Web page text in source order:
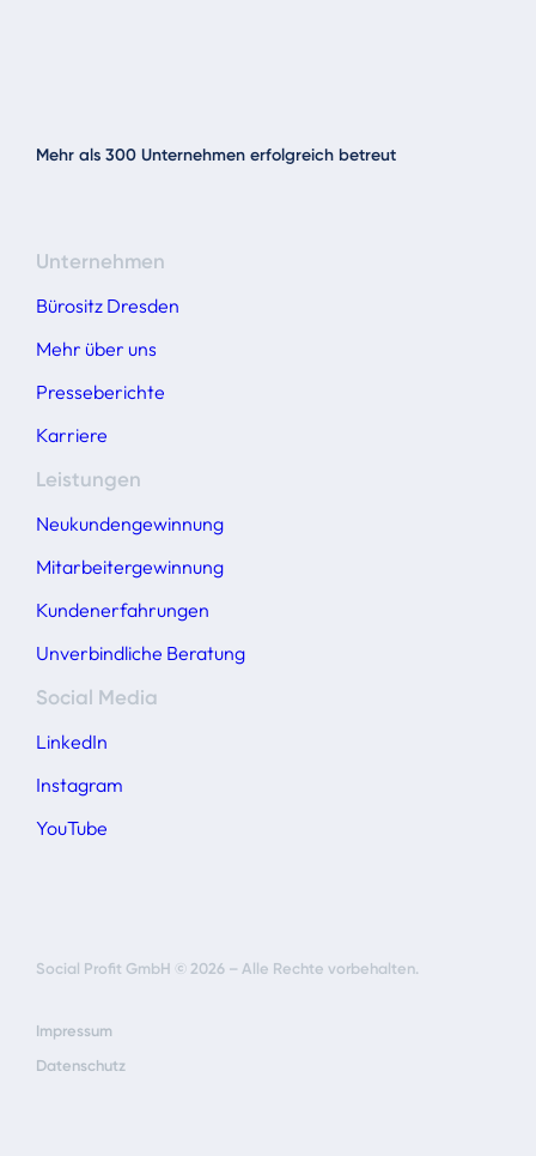
Mehr als 300 Unternehmen erfolgreich betreut
Unternehmen
Bürositz Dresden
Mehr über uns
Presseberichte
Karriere
Leistungen
Neukundengewinnung
Mitarbeitergewinnung
Kundenerfahrungen
Unverbindliche Beratung
Social Media
LinkedIn
Instagram
YouTube
Social Profit GmbH © 2026 – Alle Rechte vorbehalten.
Impressum
Datenschutz